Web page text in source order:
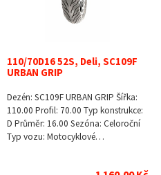
110/70D16 52S, Deli, SC109F
URBAN GRIP
Dezén: SC109F URBAN GRIP Šířka:
110.00 Profil: 70.00 Typ konstrukce:
D Průměr: 16.00 Sezóna: Celoroční
Typ vozu: Motocyklové…